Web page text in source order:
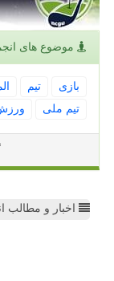
موضوع های
بازی تیم
تیم ملی
اخبار و مطالب